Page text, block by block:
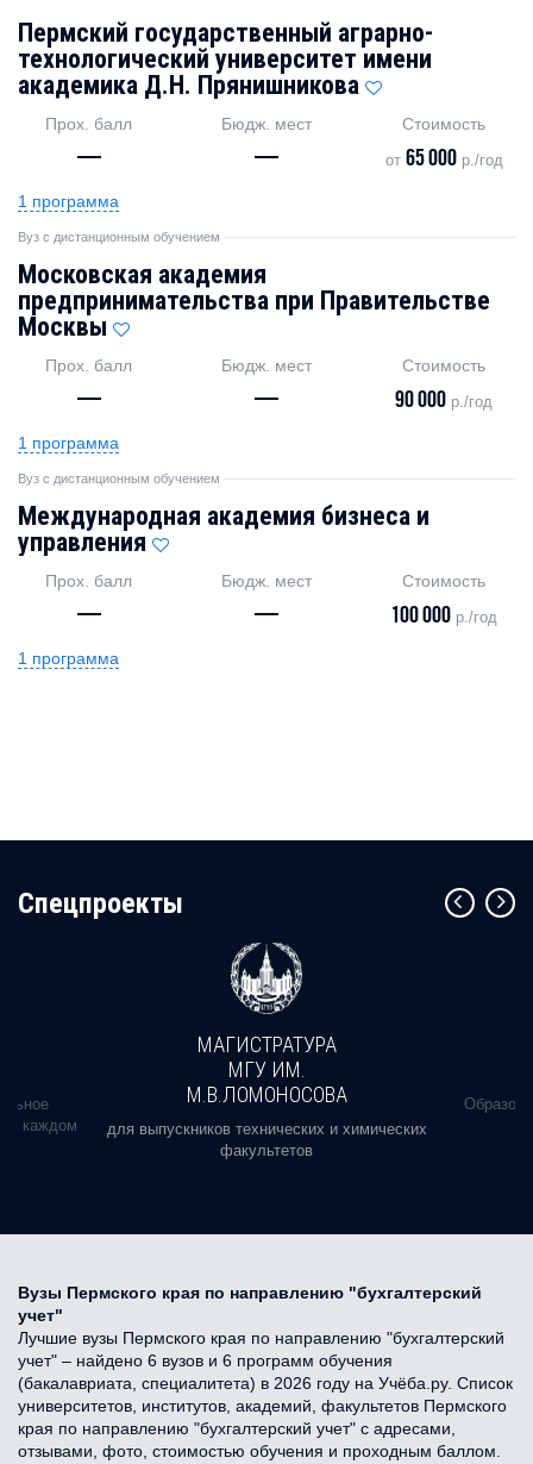
Пермский государственный аграрно-
технологический университет имени
академика Д.Н. Прянишникова
Прох. балл
—
Бюдж. мест
—
Стоимость
от 65 000р./год
1 программа
Вуз с дистанционным обучением
Московская академия
предпринимательства при Правительстве
Москвы
Прох. балл
—
Бюдж. мест
—
Стоимость
90 000 р./год
1 программа
Вуз с дистанционным обучением
Международная академия бизнеса и
управления
Прох. балл
—
Бюдж. мест
—
Стоимость
100 000 р./год
1 программа
Cпецпроекты
в каждом
МАГИСТРАТУРА
МГУ ИМ.
М.В.ЛОМОНОСОВА
для выпускников технических и химических
факультетов
Вузы Пермского края по направлению "бухгалтерский
учет"
Лучшие вузы Пермского края по направлению "бухгалтерский
учет" – найдено 6 вузов и 6 программ обучения
(бакалавриата, специалитета) в 2026 году на Учёба.ру. Список
университетов, институтов, академий, факультетов Пермского
края по направлению "бухгалтерский учет" с адресами,
отзывами, фото, стоимостью обучения и проходным баллом.